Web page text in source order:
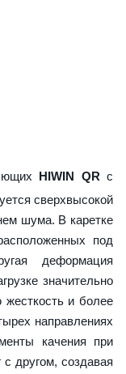
HIWIN QR с
сверхвысокой
шума. В каретке
под
деформация
значительно
и более
направлениях
качения при
с другом, создавая